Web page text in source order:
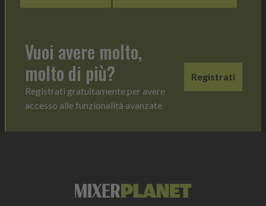
Vuoi avere molto,
molto di più?
Registrati gratuitamente per avere
accesso alle funzionalità avanzate
Registrati